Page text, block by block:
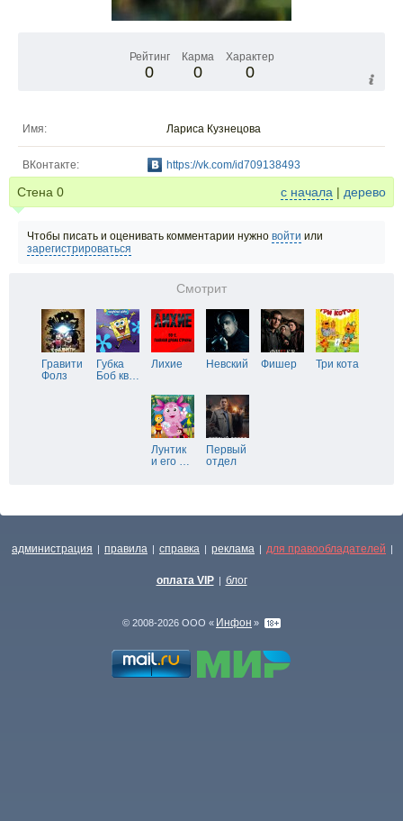
Рейтинг
0
Карма
0
Характер
0
Имя: Лариса Кузнецова
ВКонтакте: https://vk.com/id709138493
Стена 0 с начала | дерево
Чтобы писать и оценивать комментарии нужно войти или
зарегистрироваться
Смотрит
Гравити
Фолз
Губка
Боб кв…
Лихие Невский Фишер Три кота
Лунтик
и его …
Первый
отдел
администрация | правила | справка | реклама | для правообладателей |
оплата VIP | блог
© 2008-2026 ООО « Инфон »